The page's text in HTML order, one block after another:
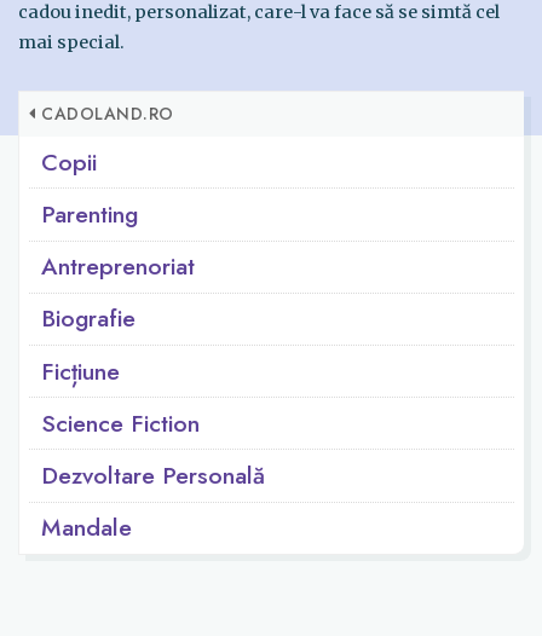
cadou inedit, personalizat, care-l va face să se simtă cel
mai special.
CADOLAND.RO
Copii
Parenting
Antreprenoriat
Biografie
Ficțiune
Science Fiction
Dezvoltare Personală
Mandale